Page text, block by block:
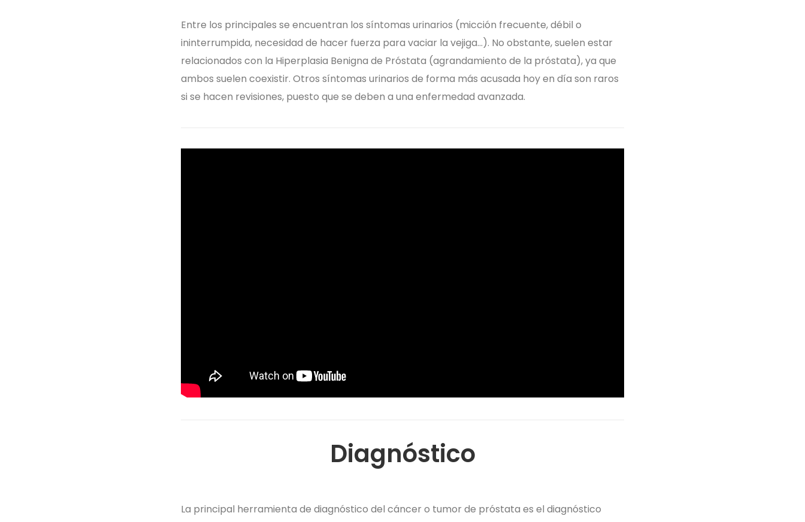
Entre los principales se encuentran los síntomas urinarios (micción frecuente, débil o
ininterrumpida, necesidad de hacer fuerza para vaciar la vejiga…). No obstante, suelen estar
relacionados con la Hiperplasia Benigna de Próstata (agrandamiento de la próstata), ya que
ambos suelen coexistir. Otros síntomas urinarios de forma más acusada hoy en día son raros
si se hacen revisiones, puesto que se deben a una enfermedad avanzada.
Diagnóstico
La principal herramienta de diagnóstico del cáncer o tumor de próstata es el diagnóstico